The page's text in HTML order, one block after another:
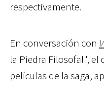
respectivamente.
En conversación con
la Piedra Filosofal", el
películas de la saga,